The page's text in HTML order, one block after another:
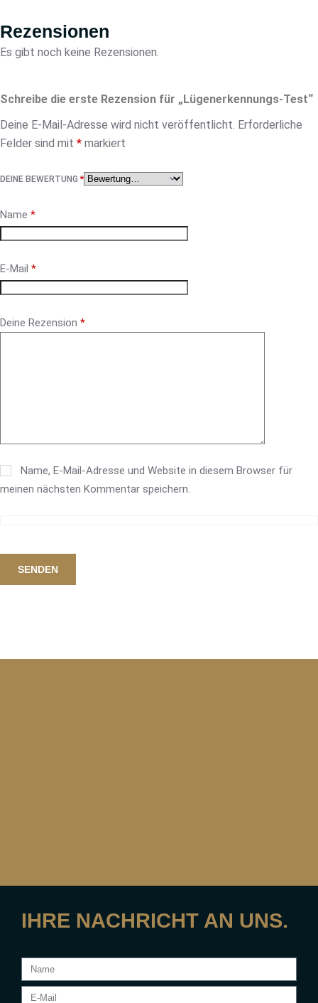
Rezensionen
Es gibt noch keine Rezensionen.
Schreibe die erste Rezension für „Lügenerkennungs-Test“
Deine E-Mail-Adresse wird nicht veröffentlicht. Erforderliche
Felder sind mit * markiert
DEINE BEWERTUNG*
Name *
E-Mail *
Deine Rezension *
Name, E-Mail-Adresse und Website in diesem Browser für
meinen nächsten Kommentar speichern.
SENDEN
IHRE NACHRICHT AN UNS.